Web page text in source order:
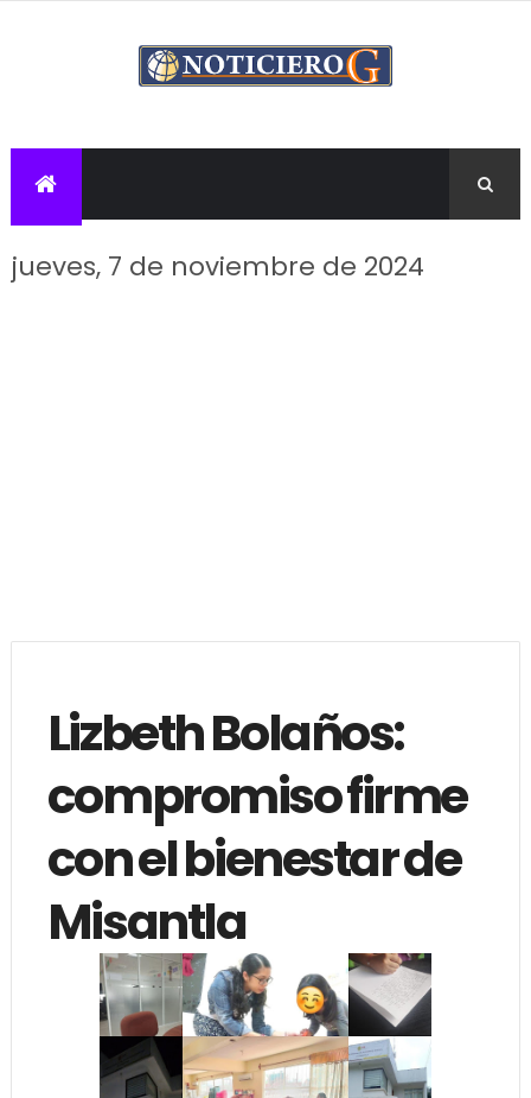
jueves, 7 de noviembre de 2024
Lizbeth Bolaños:
compromiso firme
con el bienestar de
Misantla